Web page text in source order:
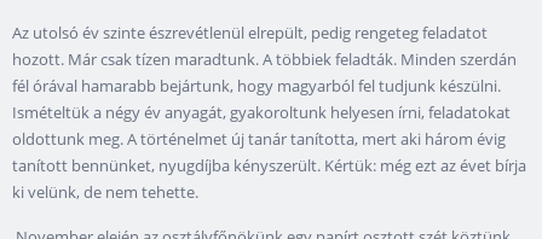
Az utolsó év szinte észrevétlenül elrepült, pedig rengeteg feladatot
hozott. Már csak tízen maradtunk. A többiek feladták. Minden szerdán
fél órával hamarabb bejártunk, hogy magyarból fel tudjunk készülni.
Ismételtük a négy év anyagát, gyakoroltunk helyesen írni, feladatokat
oldottunk meg. A történelmet új tanár tanította, mert aki három évig
tanított bennünket, nyugdíjba kényszerült. Kértük: még ezt az évet bírja
ki velünk, de nem tehette.